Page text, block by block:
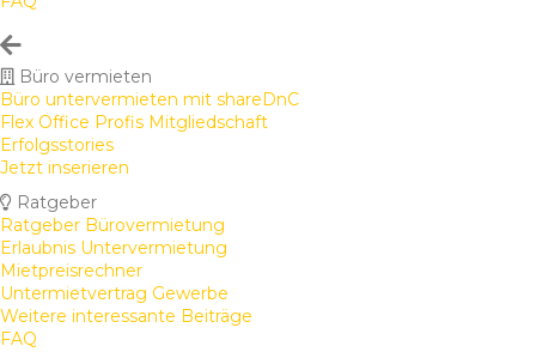
Büro vermieten
Büro untervermieten mit shareDnC
Flex Office Profis Mitgliedschaft
Erfolgsstories
Jetzt inserieren
Ratgeber
Ratgeber Bürovermietung
Erlaubnis Untervermietung
Mietpreisrechner
Untermietvertrag Gewerbe
Weitere interessante Beiträge
FAQ